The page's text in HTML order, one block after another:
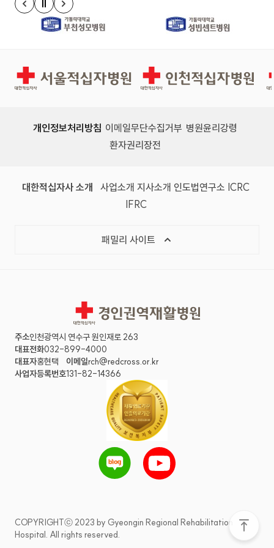
이전 슬라이드
정지
다음 슬라이드
경인권역재활병원 인천적십자병원
개인정보처리방침 이메일무단수집거부 병원윤리강령
환자권리장전
대한적십자사 소개 사업소개 지사소개 인도법연구소 ICRC
IFRC
패밀리 사이트
경인권역재활병원
주소인천광역시 연수구 원인재로 263
대표전화032-899-4000
대표자홍현택 이메일rch@redcross.or.kr
사업자등록번호131-82-14366
COPYRIGHTⓒ 2023 by Gyeongin Regional Rehabilitation
Hospital. All rights reserved.